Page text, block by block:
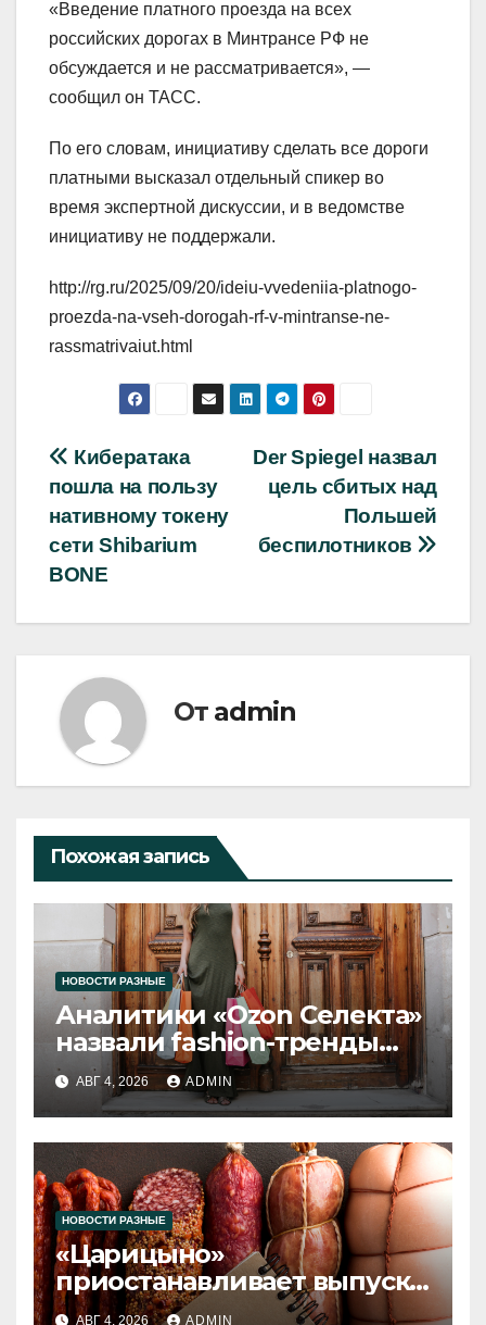
«Введение платного проезда на всех
российских дорогах в Минтрансе РФ не
обсуждается и не рассматривается», —
сообщил он ТАСС.
По его словам, инициативу сделать все дороги
платными высказал отдельный спикер во
время экспертной дискуссии, и в ведомстве
инициативу не поддержали.
http://rg.ru/2025/09/20/ideiu-vvedeniia-platnogo-
proezda-na-vseh-dorogah-rf-v-mintranse-ne-
rassmatrivaiut.html
Навигация
по
записям
Der Spiegel назвал
цель сбитых над
Польшей
беспилотников
Кибератака
пошла на пользу
нативному токену
сети Shibarium
BONE
От admin
Похожая запись
НОВОСТИ РАЗНЫЕ
Аналитики «Ozon Селекта»
назвали fashion-тренды
2026 года
АВГ 4, 2026 ADMIN
НОВОСТИ РАЗНЫЕ
«Царицыно»
приостанавливает выпуск
продукции
АВГ 4, 2026 ADMIN